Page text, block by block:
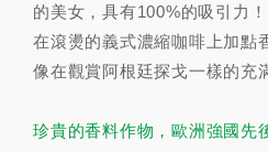
的美女，具有100%的吸引力！
在滾燙的義式濃縮咖啡上加點
像在觀賞阿根廷探戈一樣的充
珍貴的香料作物，歐洲強國先